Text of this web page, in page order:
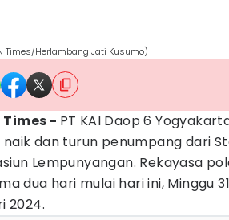
Times/Herlambang Jati Kusumo)
Times - PT KAI Daop 6
dan turun penumpang dari
Lempunyangan. Rekayasa
dua hari mulai hari ini, Minggu
2024.